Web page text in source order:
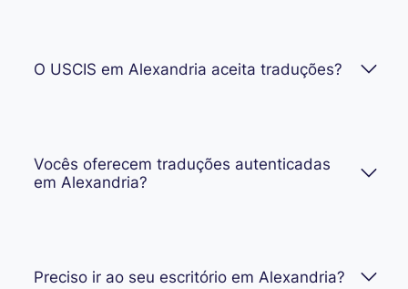
O USCIS em Alexandria aceita traduções?
Vocês oferecem traduções autenticadas
em Alexandria?
Preciso ir ao seu escritório em Alexandria?